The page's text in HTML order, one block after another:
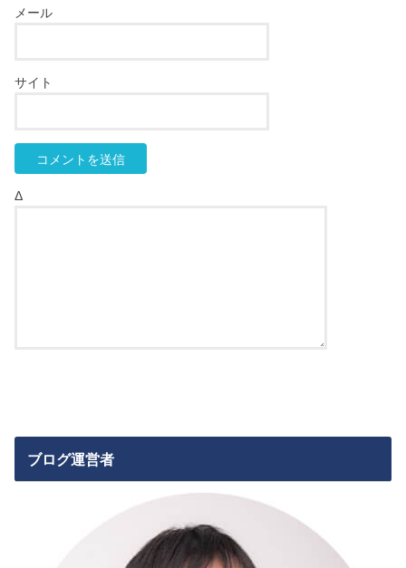
メール
サイト
Δ
ブログ運営者